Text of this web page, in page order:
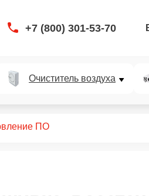
+7 (800) 301-53-70
Очиститель воздуха
ПО